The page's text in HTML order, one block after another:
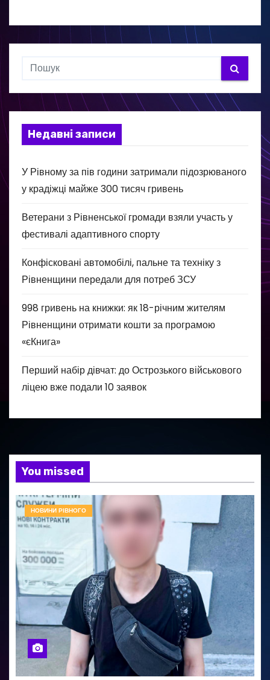
Недавні записи
У Рівному за пів години затримали підозрюваного
у крадіжці майже 300 тисяч гривень
Ветерани з Рівненської громади взяли участь у
фестивалі адаптивного спорту
Конфісковані автомобілі, пальне та техніку з
Рівненщини передали для потреб ЗСУ
998 гривень на книжки: як 18-річним жителям
Рівненщини отримати кошти за програмою
«єКнига»
Перший набір дівчат: до Острозького військового
ліцею вже подали 10 заявок
You missed
НОВИНИ РІВНОГО